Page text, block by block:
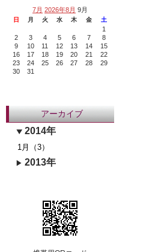
7月 2026年8月 9月
日 月 火 水 木 金 土
1
2
3 4 5 6 7
8
9
10 11 12 13 14
15
16
17 18 19 20 21
22
23
24 25 26 27 28
29
30
31
アーカイブ
2014年
1月（3）
2013年